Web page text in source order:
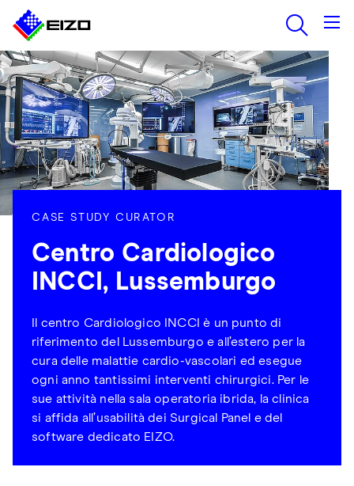
CASE STUDY CURATOR
Centro Cardiologico
INCCI, Lussemburgo
Il centro Cardiologico INCCI è un punto di
riferimento del Lussemburgo e all’estero per la
cura delle malattie cardio-vascolari ed esegue
ogni anno tantissimi interventi chirurgici. Per le
sue attività nella sala operatoria ibrida, la clinica
si affida all’usabilità dei Surgical Panel e del
software dedicato EIZO.